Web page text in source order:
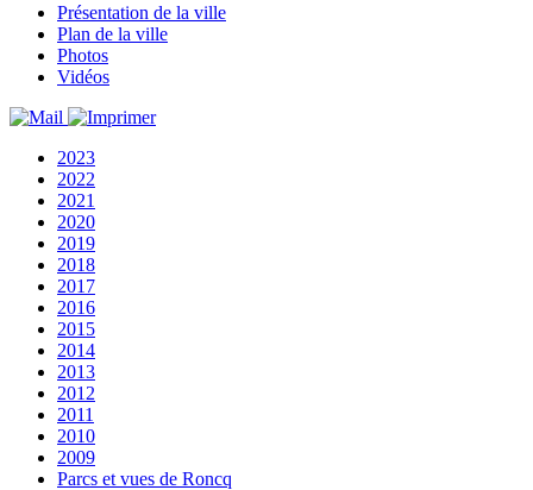
Présentation de la ville
Plan de la ville
Photos
Vidéos
2023
2022
2021
2020
2019
2018
2017
2016
2015
2014
2013
2012
2011
2010
2009
Parcs et vues de Roncq